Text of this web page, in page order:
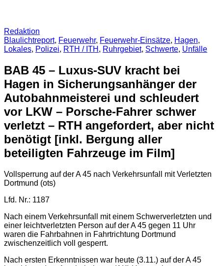
Redaktion
Blaulichtreport, Feuerwehr, Feuerwehr-Einsätze, Hagen,
Lokales, Polizei, RTH / ITH , Ruhrgebiet, Schwerte, Unfälle
BAB 45 – Luxus-SUV kracht bei
Hagen in Sicherungsanhänger der
Autobahnmeisterei und schleudert
vor LKW – Porsche-Fahrer schwer
verletzt – RTH angefordert, aber nicht
benötigt [inkl. Bergung aller
beteiligten Fahrzeuge im Film]
Vollsperrung auf der A 45 nach Verkehrsunfall mit Verletzten
Dortmund (ots)
Lfd. Nr.: 1187
Nach einem Verkehrsunfall mit einem Schwerverletzten und
einer leichtverletzten Person auf der A 45 gegen 11 Uhr
waren die Fahrbahnen in Fahrtrichtung Dortmund
zwischenzeitlich voll gesperrt.
Nach ersten Erkenntnissen war heute (3.11.) auf der A 45